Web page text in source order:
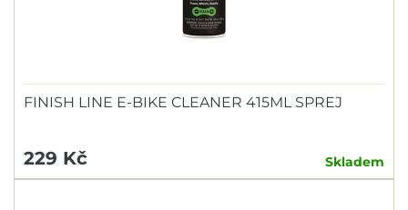
FINISH LINE E-BIKE CLEANER 415ML SPREJ
229 Kč Skladem